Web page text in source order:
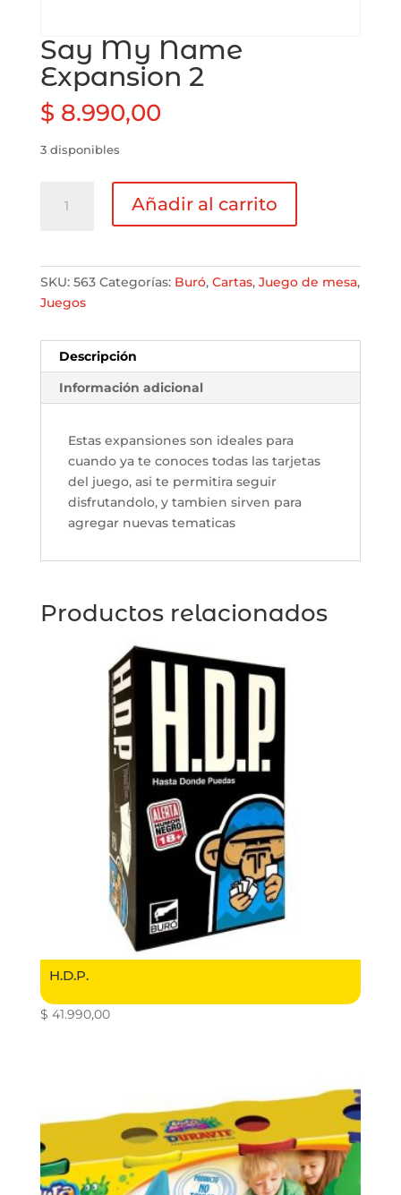
Say My Name
Expansion 2
$ 8.990,00
3 disponibles
Añadir al carrito
SKU: 563 Categorías: Buró, Cartas, Juego de mesa,
Juegos
Descripción
Información adicional
Estas expansiones son ideales para
cuando ya te conoces todas las tarjetas
del juego, asi te permitira seguir
disfrutandolo, y tambien sirven para
agregar nuevas tematicas
Productos relacionados
H.D.P.
$ 41.990,00